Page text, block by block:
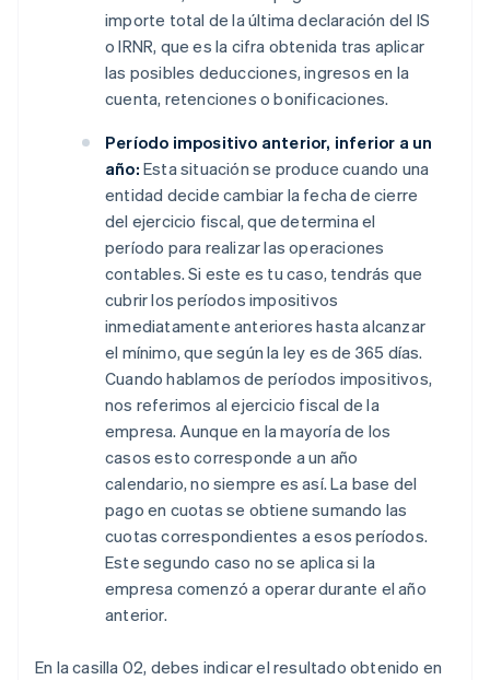
importe total de la última declaración del IS
o IRNR, que es la cifra obtenida tras aplicar
las posibles deducciones, ingresos en la
cuenta, retenciones o bonificaciones.
Período impositivo anterior, inferior a un
año: Esta situación se produce cuando una
entidad decide cambiar la fecha de cierre
del ejercicio fiscal, que determina el
período para realizar las operaciones
contables. Si este es tu caso, tendrás que
cubrir los períodos impositivos
inmediatamente anteriores hasta alcanzar
el mínimo, que según la ley es de 365 días.
Cuando hablamos de períodos impositivos,
nos referimos al ejercicio fiscal de la
empresa. Aunque en la mayoría de los
casos esto corresponde a un año
calendario, no siempre es así. La base del
pago en cuotas se obtiene sumando las
cuotas correspondientes a esos períodos.
Este segundo caso no se aplica si la
empresa comenzó a operar durante el año
anterior.
En la casilla 02, debes indicar el resultado obtenido en